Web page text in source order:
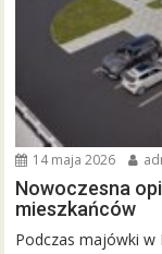
14 maja 2026
Nowoczesna
mieszkańców
Podczas majówki w